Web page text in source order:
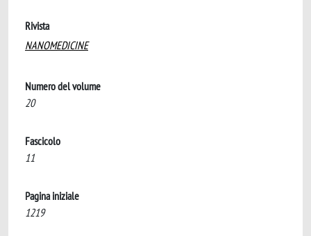
Rivista
NANOMEDICINE
Numero del volume
20
Fascicolo
11
Pagina iniziale
1219